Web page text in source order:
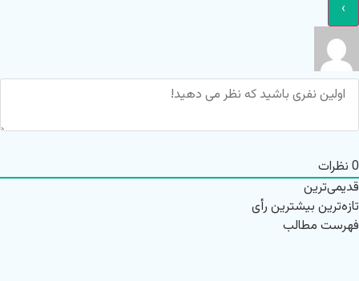
0 نظرات
قدیمی‌ترین
تازه‌ترین بیشترین رأی
فهرست مطالب